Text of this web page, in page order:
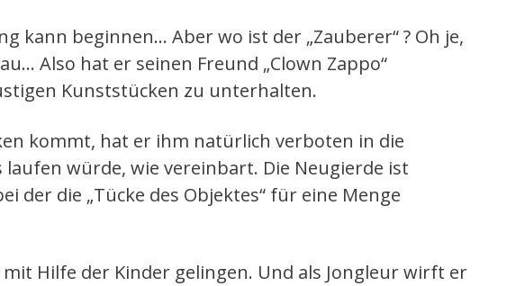
kann beginnen… Aber wo ist der „Zauberer“ ? Oh je,
Also hat er seinen Freund „Clown Zappo“
Kunststücken zu unterhalten.
kommt, hat er ihm natürlich verboten in die
laufen würde, wie vereinbart. Die Neugierde ist
der die „Tücke des Objektes“ für eine Menge
Hilfe der Kinder gelingen. Und als Jongleur wirft er